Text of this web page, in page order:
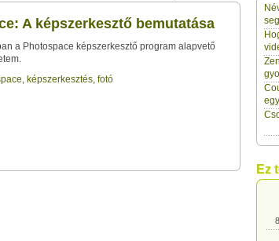
A képszerkesztő bemutatása
a Photospace képszerkesztő program alapvető
, képszerkesztés, fotó
Ez